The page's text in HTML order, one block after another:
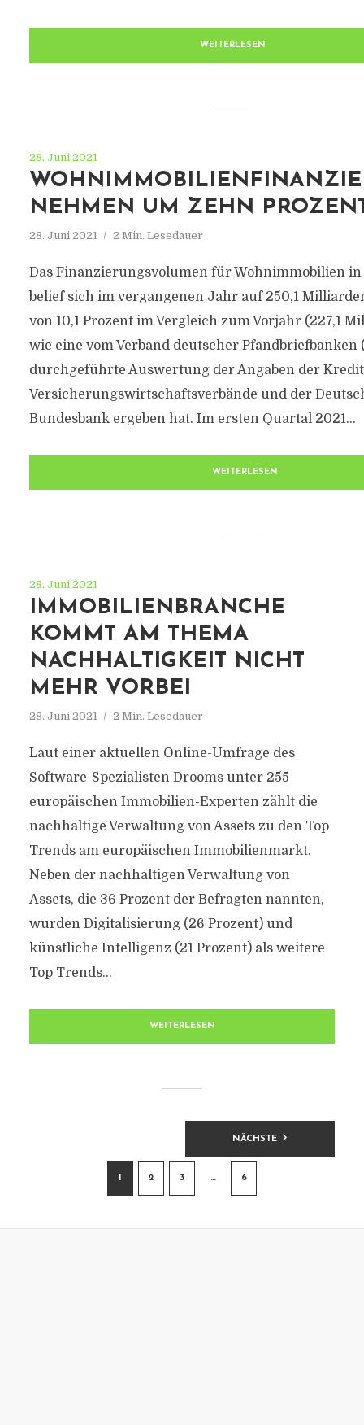
WEITERLESEN
28. Juni 2021
NEHMEN UM ZEHN
28. Juni 2021 2 Min. Lesedauer
Das Finanzierungsvolumen für Wohnimmobilien
belief sich im vergangenen Jahr auf 250,1
von 10,1 Prozent im Vergleich zum Vorjahr (227,1
wie eine vom Verband deutscher Pfandbriefbanken
durchgeführte Auswertung der Angaben der
Versicherungswirtschaftsverbände und der
Bundesbank ergeben hat. Im ersten Quartal 2021...
WEITERLESEN
28. Juni 2021
IMMOBILIENBRANCHE
KOMMT AM THEMA
NACHHALTIGKEIT NICHT
MEHR VORBEI
28. Juni 2021 2 Min. Lesedauer
Laut einer aktuellen Online-Umfrage des
Software-Spezialisten Drooms unter 255
europäischen Immobilien-Experten zählt die
nachhaltige Verwaltung von Assets zu den Top
Trends am europäischen Immobilienmarkt.
Neben der nachhaltigen Verwaltung von
Assets, die 36 Prozent der Befragten nannten,
wurden Digitalisierung (26 Prozent) und
künstliche Intelligenz (21 Prozent) als weitere
Top Trends...
WEITERLESEN
BEITRAGSNAVIGATION
1 2 3 … 6
NÄCHSTE